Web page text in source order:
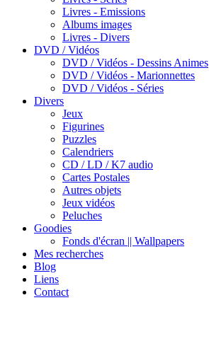
Livres - Emissions
Albums images
Livres - Divers
DVD / Vidéos
DVD / Vidéos - Dessins Animes
DVD / Vidéos - Marionnettes
DVD / Vidéos - Séries
Divers
Jeux
Figurines
Puzzles
Calendriers
CD / LD / K7 audio
Cartes Postales
Autres objets
Jeux vidéos
Peluches
Goodies
Fonds d'écran || Wallpapers
Mes recherches
Blog
Liens
Contact